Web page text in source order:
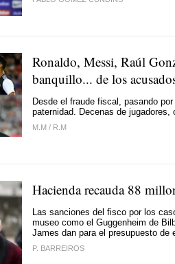
Ronaldo, Messi, Raúl
banquillo... de los
Desde el fraude fiscal, pasando
paternidad. Decenas de
M.M / R.M
Hacienda recauda 88
Las sanciones del fisco por los
museo como el Guggenheim de
James dan para el presupuesto de
P. BARREIROS